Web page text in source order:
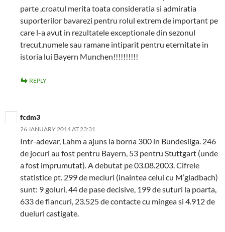
parte ,croatul merita toata consideratia si admiratia
suporterilor bavarezi pentru rolul extrem de important pe
care l-a avut in rezultatele exceptionale din sezonul
trecut,numele sau ramane intiparit pentru eternitate in
istoria lui Bayern Munchen!!!!!!!!!!
REPLY
fcdm3
26 JANUARY 2014 AT 23:31
Intr-adevar, Lahm a ajuns la borna 300 in Bundesliga. 246
de jocuri au fost pentru Bayern, 53 pentru Stuttgart (unde
a fost imprumutat). A debutat pe 03.08.2003. Cifrele
statistice pt. 299 de meciuri (inaintea celui cu M’gladbach)
sunt: 9 goluri, 44 de pase decisive, 199 de suturi la poarta,
633 de flancuri, 23.525 de contacte cu mingea si 4.912 de
dueluri castigate.